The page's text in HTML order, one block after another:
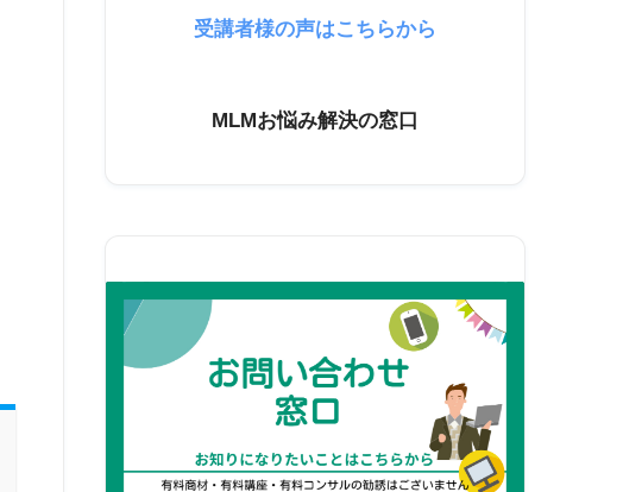
受講者様の声はこちらから
MLMお悩み解決の窓口